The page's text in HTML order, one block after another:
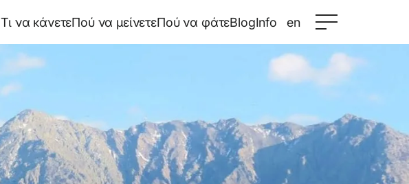
Τι να κάνετεΠού να μείνετεΠού να φάτεBlogInfo en